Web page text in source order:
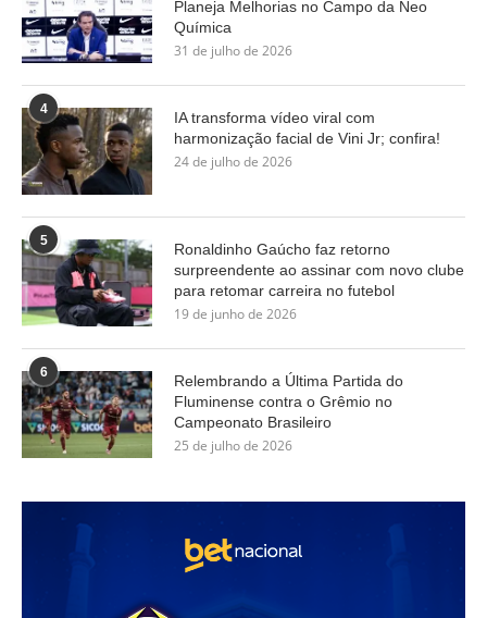
Planeja Melhorias no Campo da Neo
Química
31 de julho de 2026
4
IA transforma vídeo viral com
harmonização facial de Vini Jr; confira!
24 de julho de 2026
5
Ronaldinho Gaúcho faz retorno
surpreendente ao assinar com novo clube
para retomar carreira no futebol
19 de junho de 2026
6
Relembrando a Última Partida do
Fluminense contra o Grêmio no
Campeonato Brasileiro
25 de julho de 2026